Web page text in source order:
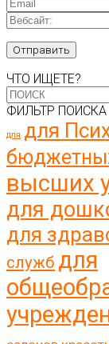
ЧТО ИЩЕТЕ?
ФИЛЬТР ПОИСКА
для для
высших
для
для
служб для